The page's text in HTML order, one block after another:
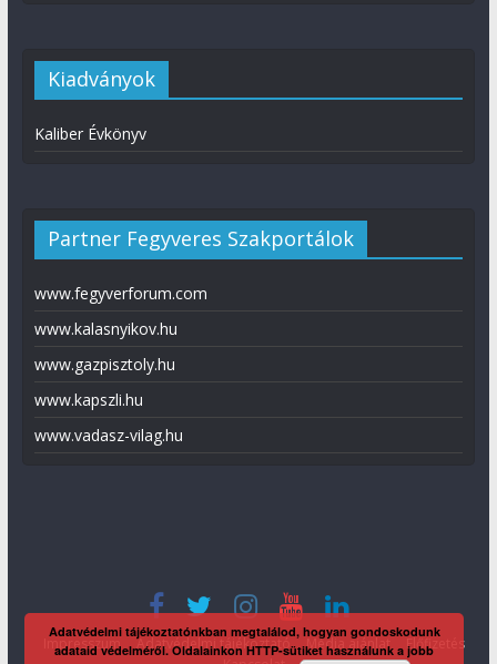
Kiadványok
Kaliber Évkönyv
Partner Fegyveres Szakportálok
www.fegyverforum.com
www.kalasnyikov.hu
www.gazpisztoly.hu
www.kapszli.hu
www.vadasz-vilag.hu
Impresszum Adatvédelmi tájékoztató Média ajánlat
Előfizetés
Adatvédelmi tájékoztatónkban megtalálod, hogyan gondoskodunk
adataid védelméről. Oldalainkon HTTP-sütiket használunk a jobb